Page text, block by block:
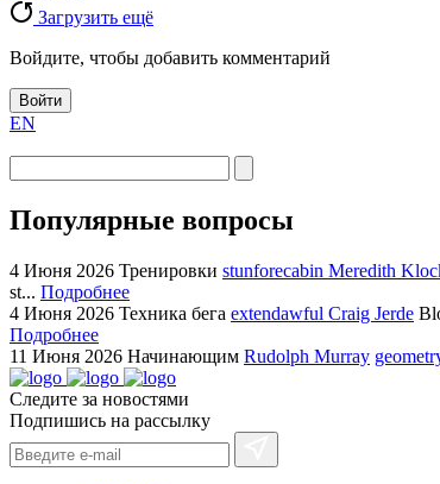
Загрузить ещё
Войдите, чтобы добавить комментарий
Войти
EN
Популярные вопросы
4 Июня 2026 Тренировки stunforecabin Meredith
st... Подробнее
4 Июня 2026 Техника бега extendawful Craig Jerde
Подробнее
11 Июня 2026 Начинающим Rudolph Murray
Следите за новостями
Подпишись на рассылку